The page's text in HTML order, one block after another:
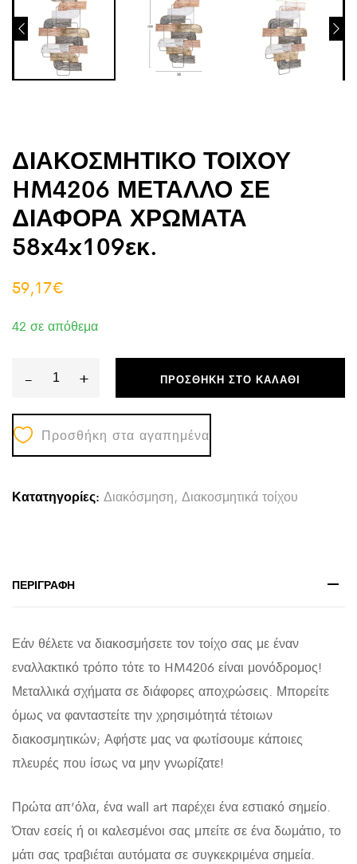
ΔΙΑΚΟΣΜΗΤΙΚΟ ΤΟΙΧΟΥ
HM4206 ΜΕΤΑΛΛΟ ΣΕ
ΔΙΑΦΟΡΑ ΧΡΩΜΑΤΑ
58x4x109εκ.
59,17€
42 σε απόθεμα
-
ΔΙΑΚΟΣΜΗΤΙΚΟ
ΤΟΙΧΟΥ
HM4206
ΜΕΤΑΛΛΟ
ΔΙΑΦΟΡΑ
quantity
+ ΠΡΟΣΘΉΚΗ ΣΤΟ ΚΑΛΆΘΙ
Προσθήκη στα αγαπημένα
Κατατηγορίες: Διακόσμηση, Διακοσμητικά τοίχου
ΠΕΡΙΓΡΑΦΉ
Εάν θέλετε να διακοσμήσετε τον τοίχο σας με έναν
εναλλακτικό τρόπο τότε το HM4206 είναι μονόδρομος!
Μεταλλικά σχήματα σε διάφορες αποχρώσεις. Μπορείτε
όμως να φανταστείτε την χρησιμότητά τέτοιων
διακοσμητικών; Αφήστε μας να φωτίσουμε κάποιες
πλευρές που ίσως να μην γνωρίζατε!
Πρώτα απ’όλα, ένα wall art παρέχει ένα εστιακό σημείο.
Όταν εσείς ή οι καλεσμένοι σας μπείτε σε ένα δωμάτιο, το
μάτι σας τραβιέται αυτόματα σε συγκεκριμένα σημεία.